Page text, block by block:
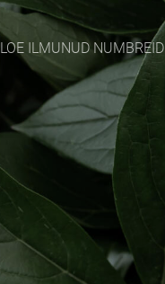
LOE ILMUNUD NUMBREID